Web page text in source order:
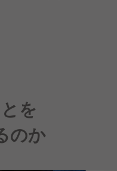
を
のか